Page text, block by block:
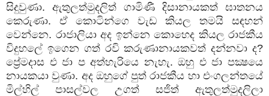
සිදුවුණා. ඇතුලත්මුදලිත් ගාමිණී දිසානායකත් ඝාතනය
කෙරුණා. ඒ කොටින්ගෙ වැඩ කියල තමයි සඳහන්
වෙන්නෙ. රාජාලියා අද ඉන්නෙ කොහෙද කියල රාජකීය
විදුහලේ ඉගෙන ගත් රවි කරුණානායකවත් දන්නවා ද?
ප්‍රේමදාස එ ජා ප අත්හැරියෙ නැහැ. ඔහු එ ජා පක්‍ෂයෙ
නායකයා වුණා. අද ඔහුගේ පුත් රාජකීය හා එංගලන්තයේ
මිල්හිල් පාසල්වල උගත් සජිත් ඇතුලත්මුදලිලා